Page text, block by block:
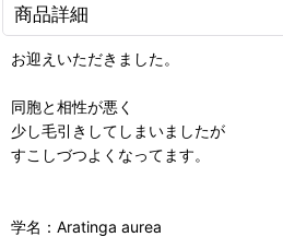
商品詳細
お迎えいただきました。
同胞と相性が悪く
少し毛引きしてしまいましたが
すこしづつよくなってます。
学名：Aratinga aurea